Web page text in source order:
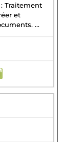
Traitement
et
...